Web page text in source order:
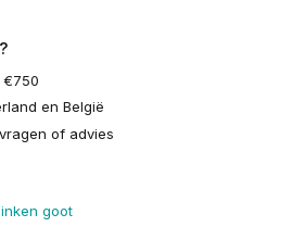
€750
en België
of advies
goot